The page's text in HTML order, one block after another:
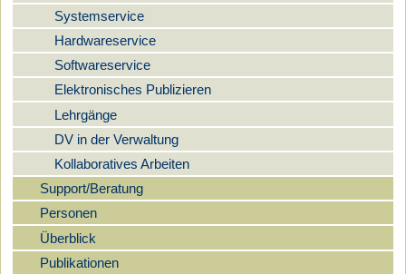
Systemservice
Hardwareservice
Softwareservice
Elektronisches Publizieren
Lehrgänge
DV in der Verwaltung
Kollaboratives Arbeiten
Support/Beratung
Personen
Überblick
Publikationen